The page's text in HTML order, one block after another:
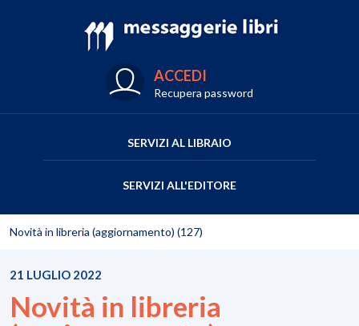
ACCEDI
Recupera password
SERVIZI AL LIBRAIO
SERVIZI ALL'EDITORE
Novità in libreria (aggiornamento) (127)
21 LUGLIO 2022
Novità in libreria